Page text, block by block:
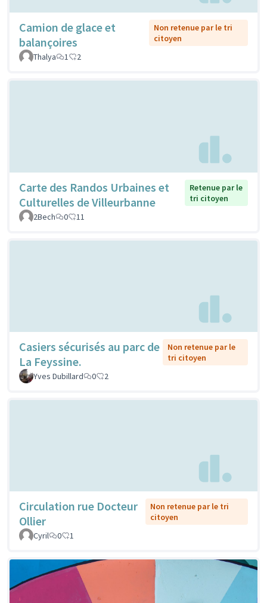
Camion de glace et
balançoires
Non retenue par le tri
citoyen
Thalya
1 2
Carte des Randos Urbaines et
Culturelles de Villeurbanne
Retenue par le
tri citoyen
2Bech
0 11
Casiers sécurisés au parc de
La Feyssine.
Non retenue par le
tri citoyen
Yves Dubillard
0 2
Circulation rue Docteur
Ollier
Non retenue par le tri
citoyen
Cyril
0 1